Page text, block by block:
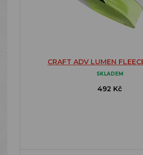
CRAFT ADV LUMEN
SKLADEM
492 Kč